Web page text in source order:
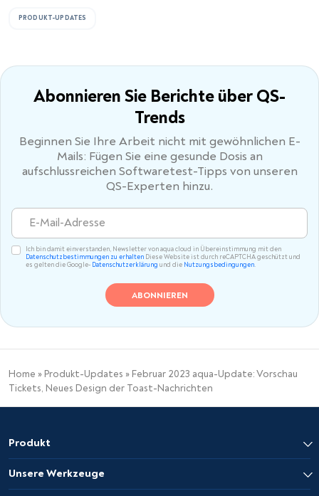
PRODUKT-UPDATES
Abonnieren Sie Berichte über QS-
Trends
Beginnen Sie Ihre Arbeit nicht mit gewöhnlichen E-
Mails: Fügen Sie eine gesunde Dosis an
aufschlussreichen Softwaretest-Tipps von unseren
QS-Experten hinzu.
Ich bin damit einverstanden, Newsletter von aqua cloud in Übereinstimmung mit den
Datenschutzbestimmungen zu erhalten Diese Website ist durch reCAPTCHA geschützt und
es gelten die Google- Datenschutzerklärung und die Nutzungsbedingungen.
Home » Produkt-Updates » Februar 2023 aqua-Update: Vorschau
Tickets, Neues Design der Toast-Nachrichten
Produkt
Unsere Werkzeuge